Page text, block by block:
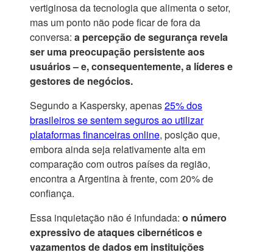
vertiginosa da tecnologia que alimenta o setor,
mas um ponto não pode ficar de fora da
conversa: a percepção de segurança revela
ser uma preocupação persistente aos
usuários – e, consequentemente, a líderes e
gestores de negócios.
Segundo a Kaspersky, apenas25% dos
brasileiros se sentem seguros ao utilizar
plataformas financeiras online, posição que,
embora ainda seja relativamente alta em
comparação com outros países da região,
encontra a Argentina à frente, com 20% de
confiança.
Essa inquietação não é infundada: o número
expressivo de ataques cibernéticos e
vazamentos de dados em instituições